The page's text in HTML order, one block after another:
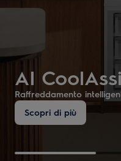
AI
Raffreddamento
Scopri di più